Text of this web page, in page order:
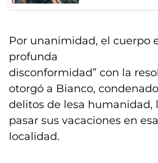
Por unanimidad, el cuerpo
profunda
disconformidad” con la
otorgó a Bianco,
delitos de lesa humanidad,
pasar sus vacaciones en esa
localidad.